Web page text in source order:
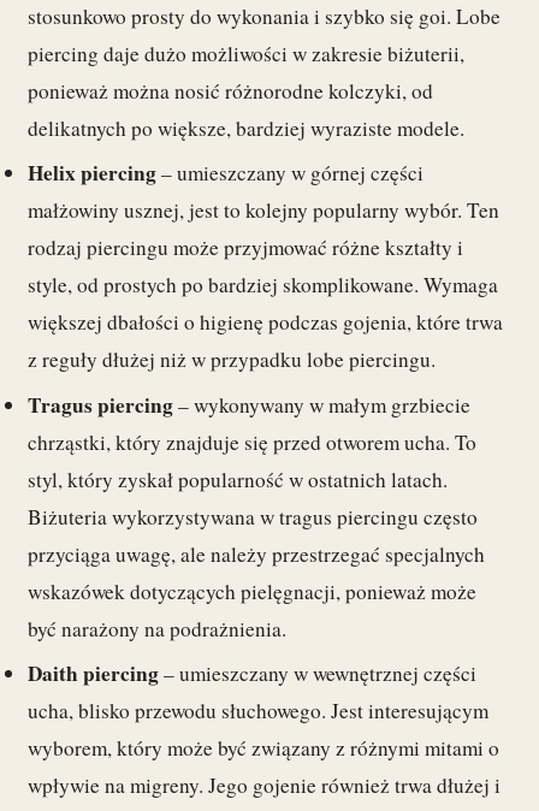
stosunkowo prosty do wykonania i szybko się goi. Lobe
piercing daje dużo możliwości w zakresie biżuterii,
ponieważ można nosić różnorodne kolczyki, od
delikatnych po większe, bardziej wyraziste modele.
Helix piercing– umieszczany w górnej części
małżowiny usznej, jest to kolejny popularny wybór. Ten
rodzaj piercingu może przyjmować różne kształty i
style, od prostych po bardziej skomplikowane. Wymaga
większej dbałości o higienę podczas gojenia, które trwa
z reguły dłużej niż w przypadku lobe piercingu.
Tragus piercing– wykonywany w małym grzbiecie
chrząstki, który znajduje się przed otworem ucha. To
styl, który zyskał popularność w ostatnich latach.
Biżuteria wykorzystywana w tragus piercingu często
przyciąga uwagę, ale należy przestrzegać specjalnych
wskazówek dotyczących pielęgnacji, ponieważ może
być narażony na podrażnienia.
Daith piercing– umieszczany w wewnętrznej części
ucha, blisko przewodu słuchowego. Jest interesującym
wyborem, który może być związany z różnymi mitami o
wpływie na migreny. Jego gojenie również trwa dłużej i